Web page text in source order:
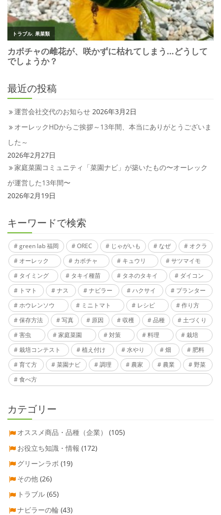
最近の投稿
運営会社交代のお知らせ 2026年3月2日
オーレックHDからご挨拶～13年間、本当にありがとうございま
した～
2026年2月27日
家庭菜園コミュニティ「菜園ナビ」が築いたもの〜オーレック
が運営した13年間〜
2026年2月19日
キーワードで検索
green lab 福岡 OREC じゃがいも なぜ
オクラ
オーレック
カボチャ キュウリ
サツマイモ
タイミング
タキイ種苗 タネのタキイ
ダイコン
トマト
ナス ナビラー ハクサイ
プランター
ホウレンソウ
ミニトマト レシピ
作り方
保存方法
写真 原因 収穫 品種
土づくり
害虫
家庭菜園 対策 料理
栽培
栽培コンテスト
植え付け 水やり 畑
肥料
育て方
菜園ナビ 調理 農家 農業
野菜
食べ方
カテゴリー
オススメ商品・品種（企業）
(105)
お役立ち知識・情報 (172)
グリーンラボ (19)
その他 (26)
トラブル (65)
ナビラーの輪 (43)